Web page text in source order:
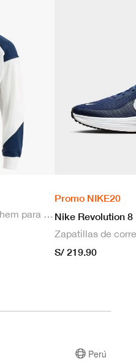
Casaca Nike Dri-FIT Pro Anthem para hombre
Promo NIKE20
Nike Revolution 8
S/ 219.90
Perú